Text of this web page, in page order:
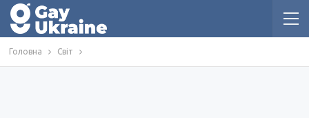
Головна Світ